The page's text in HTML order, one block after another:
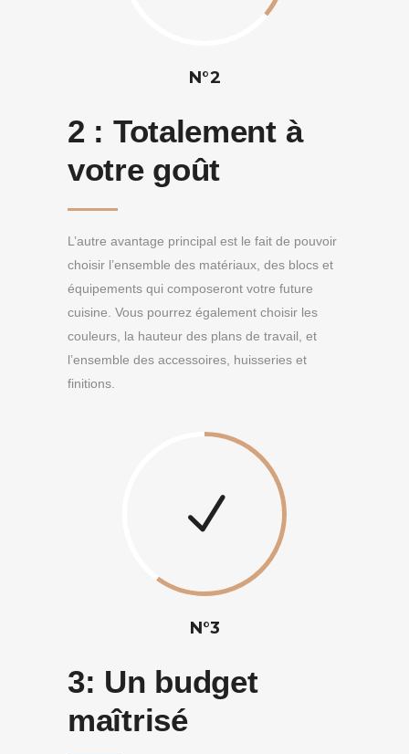
N°2
2 : Totalement à
votre goût
L’autre avantage principal est le fait de pouvoir
choisir l’ensemble des matériaux, des blocs et
équipements qui composeront votre future
cuisine. Vous pourrez également choisir les
couleurs, la hauteur des plans de travail, et
l’ensemble des accessoires, huisseries et
finitions.
N°3
3: Un budget
maîtrisé